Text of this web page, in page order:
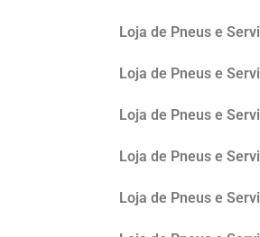
Loja de Pneus e
Loja de Pneus e
Loja de Pneus e
Loja de Pneus e
Loja de Pneus e